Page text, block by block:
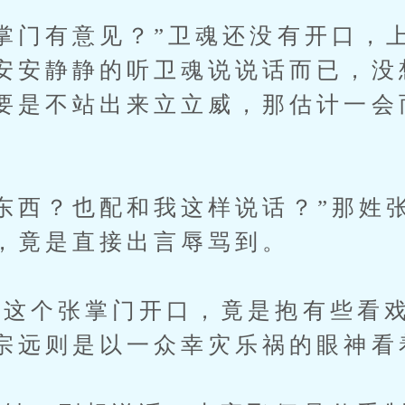
有意见？”卫魂还没有开口，
安静静的听卫魂说说话而已，
是不站出来立立威，那估计一
？也配和我这样说话？”那姓
竟是直接出言辱骂到。
张掌门开口，竟是抱有些看
远则是以一众幸灾乐祸的眼神